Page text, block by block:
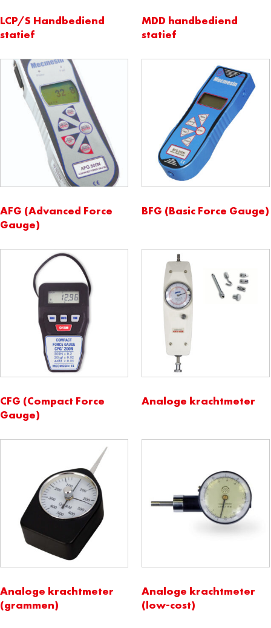
LCP/S Handbediend
statief
MDD handbediend
statief
AFG (Advanced Force
Gauge)
BFG (Basic Force Gauge)
CFG (Compact Force
Gauge)
Analoge krachtmeter
Analoge krachtmeter
(grammen)
Analoge krachtmeter
(low-cost)